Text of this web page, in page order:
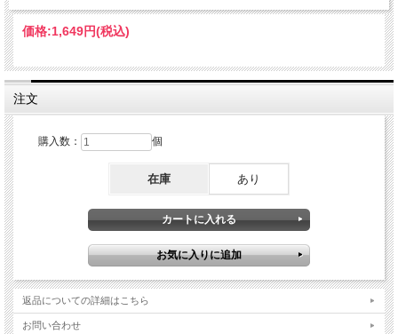
価格:1,649円(税込)
注文
購入数： 個
在庫 あり
返品についての詳細はこちら
お問い合わせ